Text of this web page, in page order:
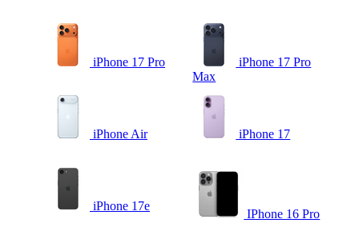
iPhone 17 Pro
iPhone 17 Pro
Max
iPhone Air iPhone 17
iPhone 17e
IPhone 16 Pro